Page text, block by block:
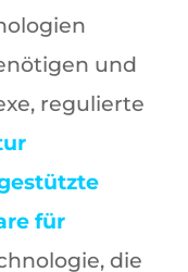
und
regulierte
für
die